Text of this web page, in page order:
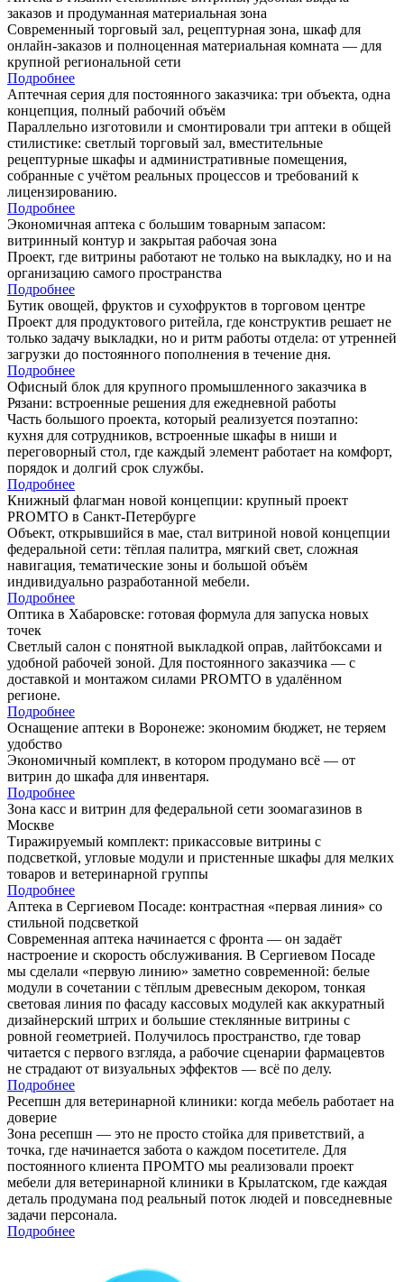
заказов и продуманная материальная зона
Современный торговый зал, рецептурная зона, шкаф для
онлайн-заказов и полноценная материальная комната — для
крупной региональной сети
Подробнее
Аптечная серия для постоянного заказчика: три объекта, одна
концепция, полный рабочий объём
Параллельно изготовили и смонтировали три аптеки в общей
стилистике: светлый торговый зал, вместительные
рецептурные шкафы и административные помещения,
собранные с учётом реальных процессов и требований к
лицензированию.
Подробнее
Экономичная аптека с большим товарным запасом:
витринный контур и закрытая рабочая зона
Проект, где витрины работают не только на выкладку, но и на
организацию самого пространства
Подробнее
Бутик овощей, фруктов и сухофруктов в торговом центре
Проект для продуктового ритейла, где конструктив решает не
только задачу выкладки, но и ритм работы отдела: от утренней
загрузки до постоянного пополнения в течение дня.
Подробнее
Офисный блок для крупного промышленного заказчика в
Рязани: встроенные решения для ежедневной работы
Часть большого проекта, который реализуется поэтапно:
кухня для сотрудников, встроенные шкафы в ниши и
переговорный стол, где каждый элемент работает на комфорт,
порядок и долгий срок службы.
Подробнее
Книжный флагман новой концепции: крупный проект
PROMTO в Санкт-Петербурге
Объект, открывшийся в мае, стал витриной новой концепции
федеральной сети: тёплая палитра, мягкий свет, сложная
навигация, тематические зоны и большой объём
индивидуально разработанной мебели.
Подробнее
Оптика в Хабаровске: готовая формула для запуска новых
точек
Светлый салон с понятной выкладкой оправ, лайтбоксами и
удобной рабочей зоной. Для постоянного заказчика — с
доставкой и монтажом силами PROMTO в удалённом
регионе.
Подробнее
Оснащение аптеки в Воронеже: экономим бюджет, не теряем
удобство
Экономичный комплект, в котором продумано всё — от
витрин до шкафа для инвентаря.
Подробнее
Зона касс и витрин для федеральной сети зоомагазинов в
Москве
Тиражируемый комплект: прикассовые витрины с
подсветкой, угловые модули и пристенные шкафы для мелких
товаров и ветеринарной группы
Подробнее
Аптека в Сергиевом Посаде: контрастная «первая линия» со
стильной подсветкой
Современная аптека начинается с фронта — он задаёт
настроение и скорость обслуживания. В Сергиевом Посаде
мы сделали «первую линию» заметно современной: белые
модули в сочетании с тёплым древесным декором, тонкая
световая линия по фасаду кассовых модулей как аккуратный
дизайнерский штрих и большие стеклянные витрины с
ровной геометрией. Получилось пространство, где товар
читается с первого взгляда, а рабочие сценарии фармацевтов
не страдают от визуальных эффектов — всё по делу.
Подробнее
Ресепшн для ветеринарной клиники: когда мебель работает на
доверие
Зона ресепшн — это не просто стойка для приветствий, а
точка, где начинается забота о каждом посетителе. Для
постоянного клиента ПРОМТО мы реализовали проект
мебели для ветеринарной клиники в Крылатском, где каждая
деталь продумана под реальный поток людей и повседневные
задачи персонала.
Подробнее